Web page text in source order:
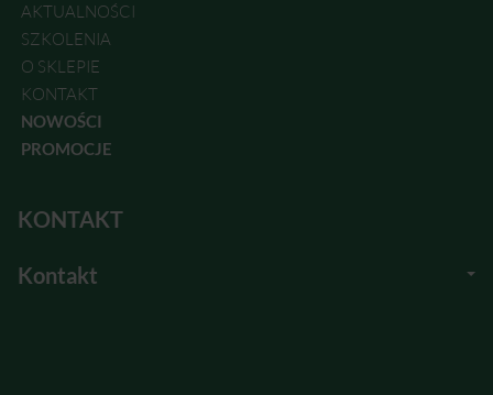
AKTUALNOŚCI
SZKOLENIA
O SKLEPIE
KONTAKT
NOWOŚCI
PROMOCJE
KONTAKT
Kontakt